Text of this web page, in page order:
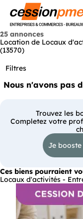
25 annonces
Location de Locaux
(13570)
Filtres
Nous n'avons pas
Trouvez les
Completez votre
Je
Ces biens pourraient
Locaux d'activités -